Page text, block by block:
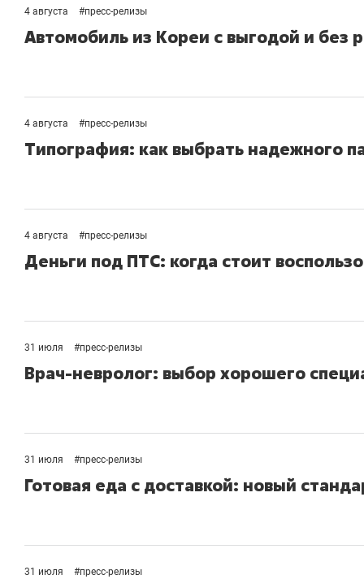
4 августа #пресс-релизы
Автомобиль из Кореи с выгодой и без
4 августа #пресс-релизы
Типография: как выбрать надежного
4 августа #пресс-релизы
Деньги под ПТС: когда стоит
31 июля #пресс-релизы
Врач-невролог: выбор хорошего
31 июля #пресс-релизы
Готовая еда с доставкой: новый
31 июля #пресс-релизы